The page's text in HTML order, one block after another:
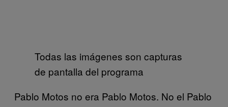
Todas las imágenes son capturas
de pantalla del programa
Pablo Motos no era Pablo Motos. No el Pablo